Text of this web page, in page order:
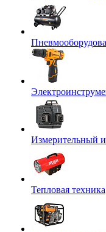
Измерительный
Тепловая техника